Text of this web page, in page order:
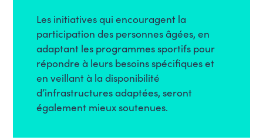
Les initiatives qui encouragent la
participation des personnes âgées, en
adaptant les programmes sportifs pour
répondre à leurs besoins spécifiques et
en veillant à la disponibilité
d’infrastructures adaptées, seront
également mieux soutenues.